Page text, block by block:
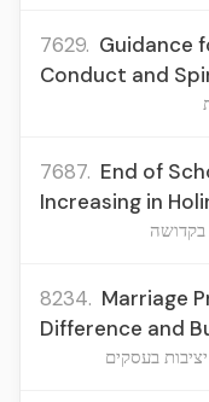
7629. Guidance
Conduct and
7687. End of
Increasing in
בקדושה
8234. Marriage
Difference and
בעסקים